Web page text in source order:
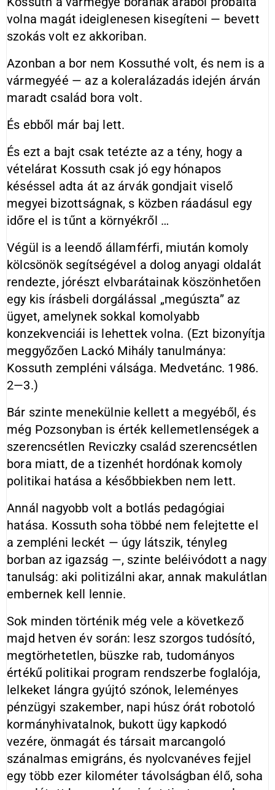
volna magát ideiglenesen kisegíteni — bevett
szokás volt ez akkoriban.
Azonban a bor nem Kossuthé volt, és nem is a
vármegyéé — az a koleralázadás idején árván
maradt család bora volt.
És ebből már baj lett.
És ezt a bajt csak tetézte az a tény, hogy a
vételárat Kossuth csak jó egy hónapos
késéssel adta át az árvák gondjait viselő
megyei bizottságnak, s közben ráadásul egy
időre el is tűnt a környékről …
Végül is a leendő államférfi, miután komoly
kölcsönök segítségével a dolog anyagi oldalát
rendezte, jórészt elvbarátainak köszönhetően
egy kis írásbeli dorgálással „megúszta” az
ügyet, amelynek sokkal komolyabb
konzekvenciái is lehettek volna. (Ezt bizonyítja
meggyőzően Lackó Mihály tanulmánya:
Kossuth zempléni válsága. Medvetánc. 1986.
2—3.)
Bár szinte menekülnie kellett a megyéből, és
még Pozsonyban is érték kellemetlenségek a
szerencsétlen Reviczky család szerencsétlen
bora miatt, de a tizenhét hordónak komoly
politikai hatása a későbbiekben nem lett.
Annál nagyobb volt a botlás pedagógiai
hatása. Kossuth soha többé nem felejtette el
a zempléni leckét — úgy látszik, tényleg
borban az igazság —, szinte beléivódott a nagy
tanulság: aki politizálni akar, annak makulátlan
embernek kell lennie.
Sok minden történik még vele a következő
majd hetven év során: lesz szorgos tudósító,
megtörhetetlen, büszke rab, tudományos
értékű politikai program rendszerbe foglalója,
lelkeket lángra gyújtó szónok, leleményes
pénzügyi szakember, napi húsz órát robotoló
kormányhivatalnok, bukott ügy kapkodó
vezére, önmagát és társait marcangoló
szánalmas emigráns, és nyolcvanéves fejjel
egy több ezer kilométer távolságban élő, soha